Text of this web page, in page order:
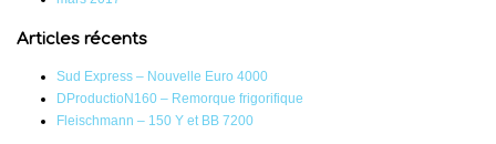
Articles récents
Sud Express – Nouvelle Euro 4000
DProductioN160 – Remorque frigorifique
Fleischmann – 150 Y et BB 7200